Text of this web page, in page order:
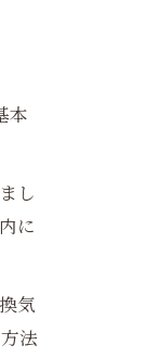
本
し
に
気
法